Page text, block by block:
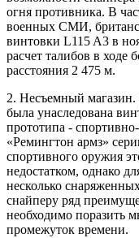
огня противника. В
военных СМИ,
винтовки L115 A3 в
расчет талибов в ходе
расстояния 2 475 м.
2. Несъемный магазин.
была унаследована
прототипа -
«Ремингтон армз»
спортивного оружия
недостатком, однако
несколько
снайперу ряд
необходимо поразить
промежуток времени.